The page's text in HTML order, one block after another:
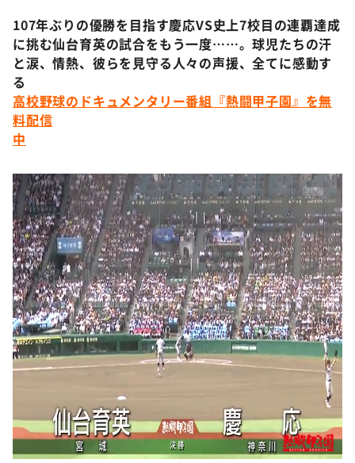
ＬＩＦＥ～夢のカタチ～
新婚さんいらっしゃい！
ザキ山小屋本館
107年ぶりの優勝を目指す慶応VS史上7校目の連覇達成
に挑む仙台育英の試合をもう一度……。球児たちの汗
と涙、情熱、彼らを見守る人々の声援、全てに感動す
る
高校野球のドキュメンタリー番組『熱闘甲子園』を無
料配信
中